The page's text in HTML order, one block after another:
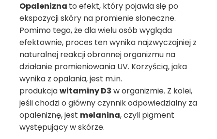
Opalenizna to efekt, który pojawia się po
ekspozycji skóry na promienie słoneczne.
Pomimo tego, że dla wielu osób wygląda
efektownie, proces ten wynika najzwyczajniej z
naturalnej reakcji obronnej organizmu na
działanie promieniowania UV. Korzyścią, jaka
wynika z opalania, jest m.in.
produkcjawitaminy D3 w organizmie. Z kolei,
jeśli chodzi o główny czynnik odpowiedzialny za
opaleniznę, jest melanina, czyli pigment
występujący w skórze.